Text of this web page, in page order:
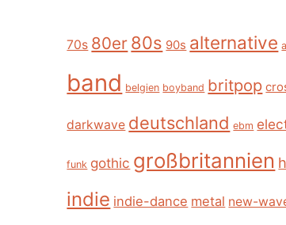
70s 80er 80s 90s alternative
band belgien boyband britpop
darkwave deutschland ebm
funk gothic großbritannien
indie indie-dance metal new-